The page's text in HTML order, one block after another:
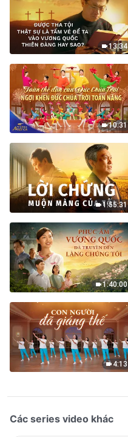
13:34
10:31
1:55:31
1:40:00
4:13
Các series video khác